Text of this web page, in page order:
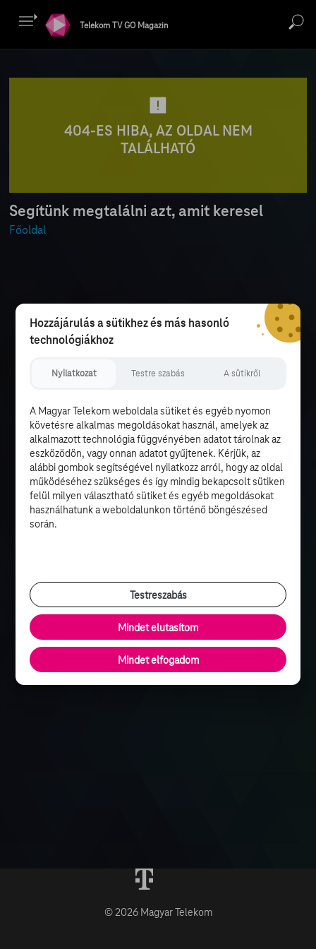
Telekom TV GO Magazin
404-ES HIBA, AZ OLDAL NEM
TALÁLHATÓ
Segítünk megtalálni azt, amit keresel
Főoldal
© 2026 Magyar Telekom
Hozzájárulás a sütikhez és más hasonló
technológiákhoz
Nyilatkozat Testre szabás A sütikről
A Magyar Telekom weboldala sütiket és egyéb nyomon
követésre alkalmas megoldásokat használ, amelyek az
alkalmazott technológia függvényében adatot tárolnak az
eszközödön, vagy onnan adatot gyűjtenek. Kérjük, az
alábbi gombok segítségével nyilatkozz arról, hogy az oldal
működéséhez szükséges és így mindig bekapcsolt sütiken
felül milyen választható sütiket és egyéb megoldásokat
használhatunk a weboldalunkon történő böngészésed
során.
Testreszabás
Mindet elutasítom
Mindet elfogadom